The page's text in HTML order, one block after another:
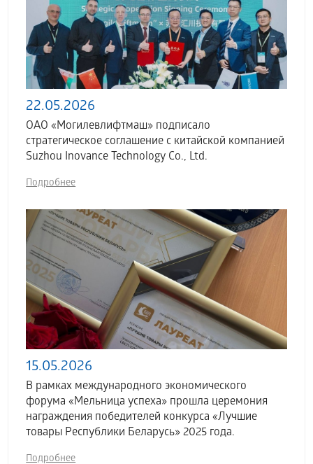
22.05.2026
ОАО «Могилевлифтмаш» подписало
стратегическое соглашение с китайской компанией
Suzhou Inovance Technology Co., Ltd.
Подробнее
15.05.2026
В рамках международного экономического
форума «Мельница успеха» прошла церемония
награждения победителей конкурса «Лучшие
товары Республики Беларусь» 2025 года.
Подробнее